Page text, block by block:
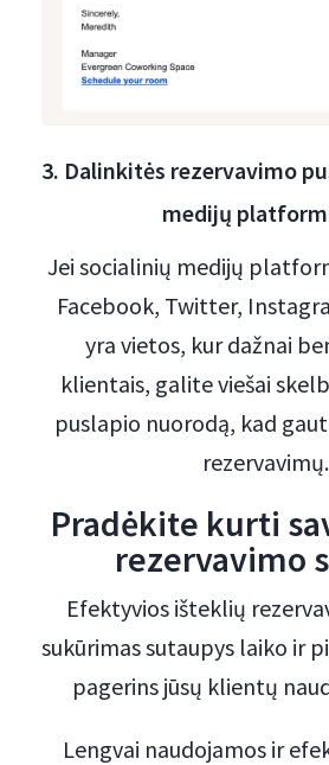
3. Dalinkitės rezervavimo
medijų
Jei socialinių medijų
Facebook, Twitter,
yra vietos, kur dažnai
klientais, galite viešai
puslapio nuorodą, kad
rezervavimų.
Pradėkite kurti
rezervavimo
Efektyvios išteklių
sukūrimas sutaupys laiko ir
pagerins jūsų klientų
Lengvai naudojamos ir